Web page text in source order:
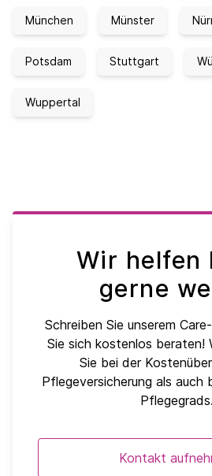
München Münster
Potsdam Stuttgart
Wuppertal
Wir helfen
gerne
Schreiben Sie unserem
Sie sich kostenlos beraten!
Sie bei der
Pflegeversicherung als auch
Pflegegrads.
Kontakt